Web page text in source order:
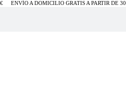
ENVÍO A DOMICILIO GRATIS A PARTIR DE 30€